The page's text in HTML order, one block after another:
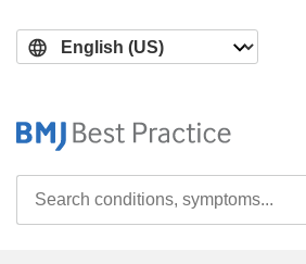
main
search